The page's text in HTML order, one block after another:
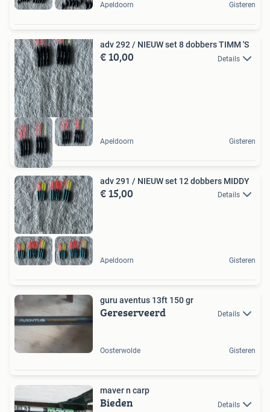
Apeldoorn Gisteren
adv 292 / NIEUW set 8 dobbers TIMM 'S
€ 10,00 Details
Apeldoorn Gisteren
adv 291 / NIEUW set 12 dobbers MIDDY
€ 15,00 Details
Apeldoorn Gisteren
guru aventus 13ft 150 gr
Gereserveerd Details
Oosterwolde Gisteren
maver n carp
Bieden Details